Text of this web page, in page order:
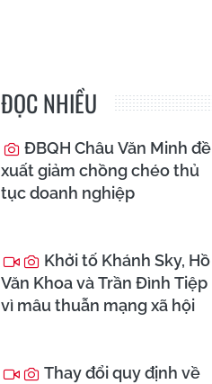
ĐỌC NHIỀU
ĐBQH Châu Văn Minh đề
xuất giảm chồng chéo thủ
tục doanh nghiệp
Khởi tố Khánh Sky, Hồ
Văn Khoa và Trần Đình Tiệp
vì mâu thuẫn mạng xã hội
Thay đổi quy định về